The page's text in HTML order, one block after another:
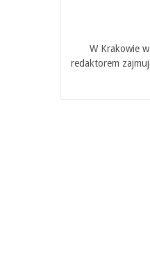
W Krakowie
redaktorem